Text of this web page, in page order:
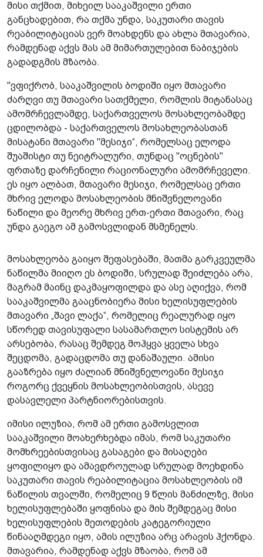
მისი თქმით, მიხეილ სააკაშვილი ერთი
განცხადებით, რა თქმა უნდა, საკუთარი თავის
რეაბილიტაციას ვერ მოახდენს და ახლა მთავარია,
რამდენად აქვს მას ამ მიმართულებით ნაბიჯების
გადადგმის მზაობა.
"ვფიქრობ, სააკაშვილის ბოდიში იყო მთავარი
ძარღვი თუ მთავარი სათქმელი, რომლის მიტანასაც
ამომრჩევლამდე, საქართველოს მოსახლეობამდე
ცდილობდა - საქართველოს მოსახლეობასთან
მისატანი მთავარი "მესიჯი“, რომელსაც ელოდა
შუაშისტი თუ ნეიტრალური, თუნდაც "ოცნების"
ფრთაზე დარჩენილი რაციონალური ამომრჩეველი.
ეს იყო ალბათ, მთავარი მესიჯი, რომელსაც ერთი
მხრივ ელოდა მოსახლეობის მნიშვნელოვანი
ნაწილი და მეორე მხრივ ერთ-ერთი მთავარი, რაც
უნდა გაეგო ამ გამოსვლიდან მსმენელს.
მოსახლეობა გაიყო შეფასებაში, მათმა გარკვეულმა
ნაწილმა მიიღო ეს ბოდიში, სრულად შეიძლება არა,
მაგრამ მაინც დაკმაყოფილდა და ასე აღიქვა, რომ
სააკაშვილმა გააცნობიერა მისი ხელისუფლების
მთავარი „შავი ლაქა“, რომელიც რეალურად იყო
სწორედ თავისუფალი სასამართლო სისტემის არ
არსებობა, რასაც შემდეგ მოჰყვა ყველა სხვა
შეცდომა, გადაცდომა თუ დანაშაული. ამისი
გააზრება იყო ძალიან მნიშვნელოვანი მესიჯი
როგორც ქვეყნის მოსახლეობისთვის, ასევე
დასავლელი პარტნიორებისთვის.
იმისი ილუზია, რომ ამ ერთი გამოსვლით
სააკაშვილი მოახერხებდა იმას, რომ საკუთარი
მომხრეებისთვისაც გასაგები და მისაღები
ყოფილიყო და ამავდროულად სრულად მოეხდინა
საკუთარი თავის რეაბილიტაცია მოსახლეობის იმ
ნაწილის თვალში, რომელიც 9 წლის მანძილზე, მისი
ხელისუფლებაში ყოფნისა და მის შემდეგაც მისი
ხელისუფლების მეთოდების კატეგორიული
წინააღმდეგი იყო, ამის ილუზია არც არავის ჰქონდა.
მთავარია, რამდენად აქვს მზაობა, რომ ამ